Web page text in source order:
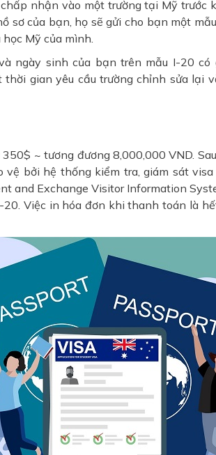
nhận vào một trường tại Mỹ trước
sơ của bạn, họ sẽ gửi cho bạn một
Mỹ của mình.
ngày sinh của bạn trên mẫu I-20 có
thời gian yêu cầu trường chỉnh sửa lại
~ tương đương 8,000,000 VND.
vệ bởi hệ thống kiểm tra, giám sát
and Exchange Visitor Information
20. Việc in hóa đơn khi thanh toán là